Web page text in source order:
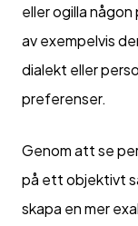
eller ogilla någon
av exempelvis
dialekt eller
preferenser.
Genom att se
på ett objektivt
skapa en mer